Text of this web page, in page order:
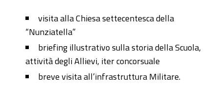
visita alla Chiesa settecentesca della
“Nunziatella”
briefing illustrativo sulla storia della Scuola,
attività degli Allievi, iter concorsuale
breve visita all’infrastruttura Militare.